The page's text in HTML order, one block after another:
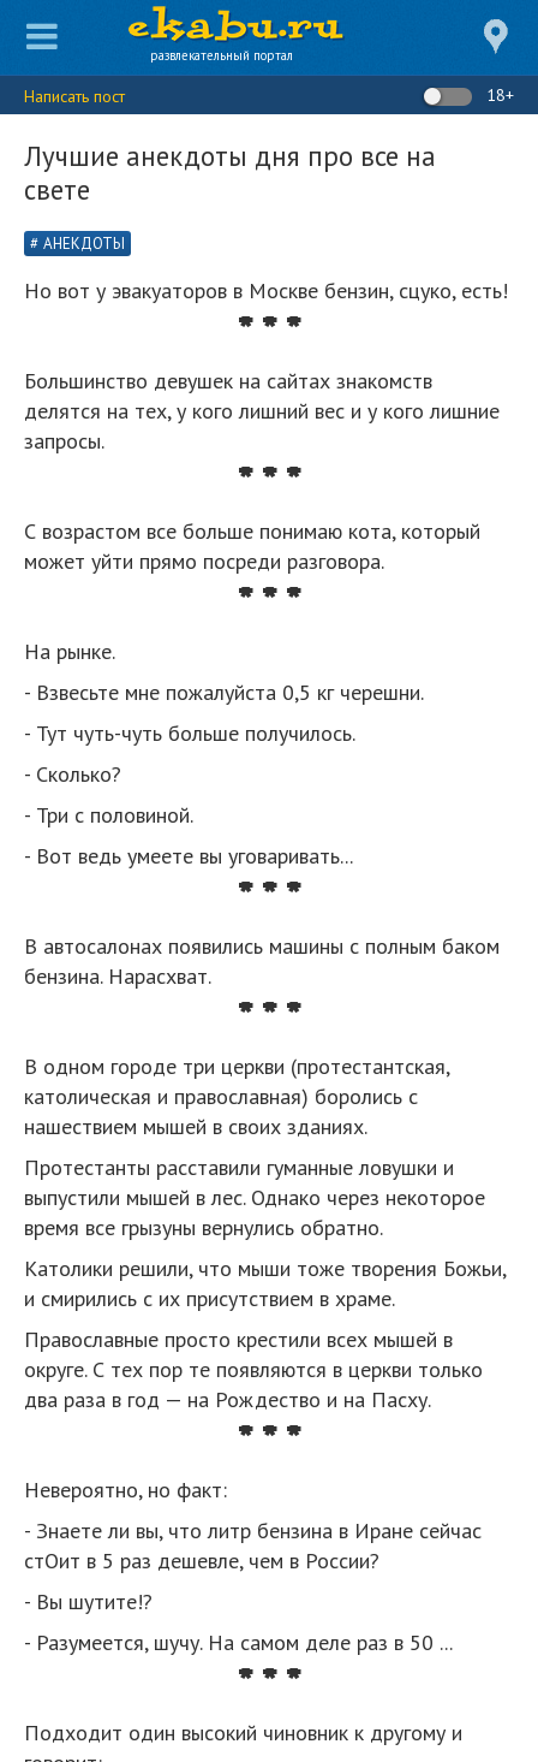
развлекательный портал
Написать пост 18+
Лучшие анекдоты дня про все на
свете
АНЕКДОТЫ
Но вот у эвакуаторов в Москве бензин, сцуко, есть!
* * *
Большинство девушек на сайтах знакомств
делятся на тех, у кого лишний вес и у кого лишние
запросы.
* * *
С возрастом все больше понимаю кота, который
может уйти прямо посреди разговора.
* * *
На рынке.
- Взвесьте мне пожалуйста 0,5 кг черешни.
- Тут чуть-чуть больше получилось.
- Сколько?
- Три с половиной.
- Вот ведь умеете вы уговаривать...
* * *
В автосалонах появились машины с полным баком
бензина. Нарасхват.
* * *
В одном городе три церкви (протестантская,
католическая и православная) боролись с
нашествием мышей в своих зданиях.
Протестанты расставили гуманные ловушки и
выпустили мышей в лес. Однако через некоторое
время все грызуны вернулись обратно.
Католики решили, что мыши тоже творения Божьи,
и смирились с их присутствием в храме.
Православные просто крестили всех мышей в
округе. С тех пор те появляются в церкви только
два раза в год — на Рождество и на Пасху.
* * *
Невероятно, но факт:
- Знаете ли вы, что литр бензина в Иране сейчас
стОит в 5 раз дешевле, чем в России?
- Вы шутите!?
- Разумеется, шучу. На самом деле раз в 50 ...
* * *
Подходит один высокий чиновник к другому и